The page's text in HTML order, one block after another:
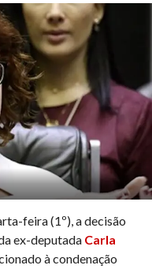
feira (1º), a decisão
ex-deputada Carla
à condenação